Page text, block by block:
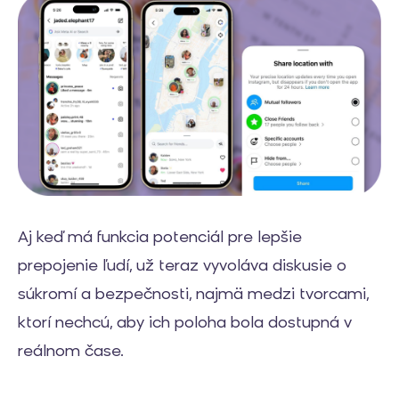
Aj keď má funkcia potenciál pre lepšie
prepojenie ľudí, už teraz vyvoláva diskusie o
súkromí a bezpečnosti, najmä medzi tvorcami,
ktorí nechcú, aby ich poloha bola dostupná v
reálnom čase.